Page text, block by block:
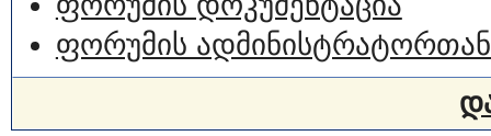
ფორუმის ადმინისტრატორთან